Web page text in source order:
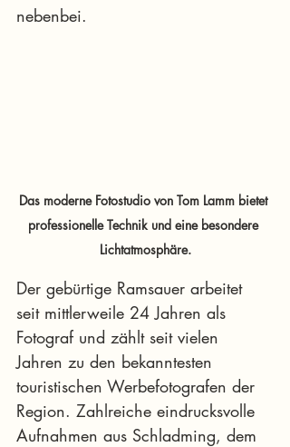
nebenbei.
Das moderne Fotostudio von Tom Lamm bietet
professionelle Technik und eine besondere
Lichtatmosphäre.
Der gebürtige Ramsauer arbeitet
seit mittlerweile 24 Jahren als
Fotograf und zählt seit vielen
Jahren zu den bekanntesten
touristischen Werbefotografen der
Region. Zahlreiche eindrucksvolle
Aufnahmen aus Schladming, dem